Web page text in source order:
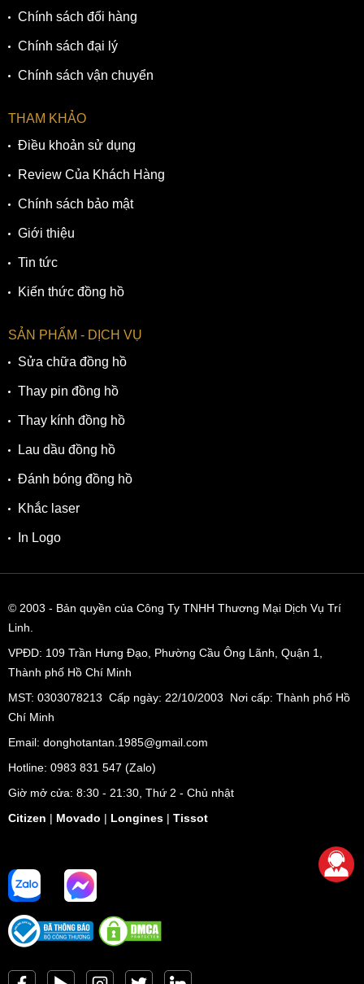
Chính sách đổi hàng
Chính sách đại lý
Chính sách vận chuyển
THAM KHẢO
Điều khoản sử dụng
Review Của Khách Hàng
Chính sách bảo mật
Giới thiệu
Tin tức
Kiến thức đồng hồ
SẢN PHẨM - DỊCH VỤ
Sửa chữa đồng hồ
Thay pin đồng hồ
Thay kính đồng hồ
Lau dầu đồng hồ
Đánh bóng đồng hồ
Khắc laser
In Logo
© 2003 - Bản quyền của Công Ty TNHH Thương Mại Dịch Vụ Trí
Linh.
VPĐD: 109 Trần Hưng Đạo, Phường Cầu Ông Lãnh, Quận 1,
Thành phố Hồ Chí Minh
MST: 0303078213 Cấp ngày: 22/10/2003 Nơi cấp: Thành phố Hồ
Chí Minh
Email: donghotantan.1985@gmail.com
Hotline: 0983 831 547 (Zalo)
Giờ mở cửa: 8:30 - 21:30, Thứ 2 - Chủ nhật
Citizen | Movado | Longines | Tissot